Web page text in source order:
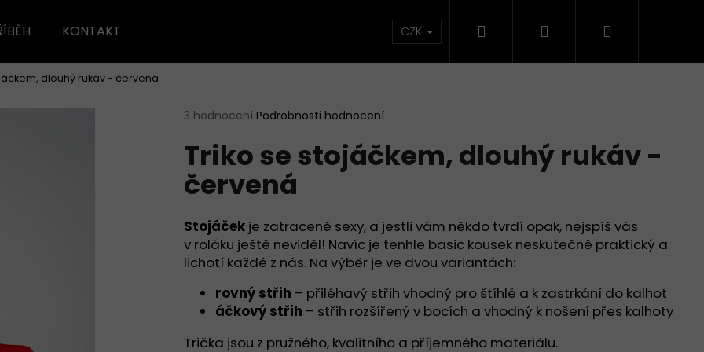
KONTAKT CZK Přihlášení
dlouhý rukáv - červená
Průměrné
produktu
5,0
z
hvězdiček.
3 hodnocení Podrobnosti hodnocení
Triko se stojáčkem, dlouhý rukáv -
červená
Stojáček je zatraceně sexy, a jestli vám někdo tvrdí opak, nejspíš vás
v roláku ještě neviděl! Navíc je tenhle basic kousek neskutečně praktický a
lichotí každé z nás. Na výběr je ve dvou variantách:
rovný střih – přiléhavý střih vhodný pro štíhlé a k zastrkání do kalhot
áčkový střih – střih rozšířený v bocích a vhodný k nošení přes kalhoty
Trička jsou z pružného, kvalitního a příjemného materiálu.
Co potřebujete najít?
HLEDAT
Následující